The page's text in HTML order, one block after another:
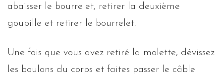
abaisser le bourrelet, retirer la deuxième
goupille et retirer le bourrelet.
Une fois que vous avez retiré la molette, dévissez
les boulons du corps et faites passer le câble